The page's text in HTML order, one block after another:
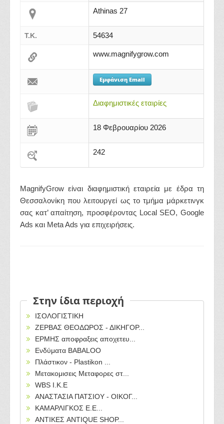
Athinas 27
Τ.Κ. 54634
www.magnifygrow.com
Εμφάνιση Email
Διαφημιστικές εταιρίες
18 Φεβρουαρίου 2026
242
MagnifyGrow είναι διαφημιστική εταιρεία με έδρα τη
Θεσσαλονίκη που λειτουργεί ως το τμήμα μάρκετινγκ
σας κατ’ απαίτηση, προσφέροντας Local SEO, Google
Ads και Meta Ads για επιχειρήσεις.
Στην ίδια περιοχή
ΙΣΟΛΟΓΙΣΤΙΚΗ
ΖΕΡΒΑΣ ΘΕΟΔΩΡΟΣ - ΔΙΚΗΓΟΡ...
ΕΡΜΗΣ αποφραξεις αποχετευ...
Ενδύματα BABALOO
Πλάστικον - Plastikon ...
Μετακομισεις Μεταφορες στ...
WBS I.K.E
ΑΝΑΣΤΑΣΙΑ ΠΑΤΣΙΟΥ - ΟΙΚΟΓ...
ΚΑΜΑΡΛΙΓΚΟΣ Ε.Ε...
ΑΝΤΙΚΕΣ ANTIQUE SHOP...